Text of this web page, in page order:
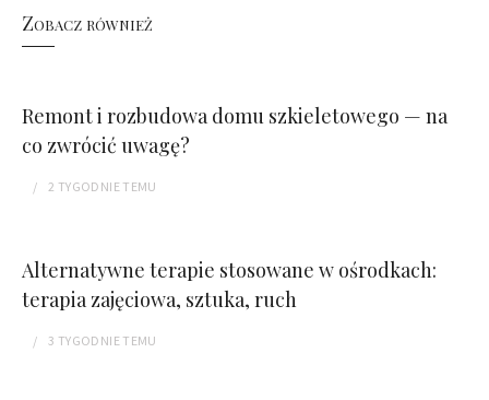
Zobacz również
Remont i rozbudowa domu szkieletowego — na
co zwrócić uwagę?
2 TYGODNIE TEMU
Alternatywne terapie stosowane w ośrodkach:
terapia zajęciowa, sztuka, ruch
3 TYGODNIE TEMU